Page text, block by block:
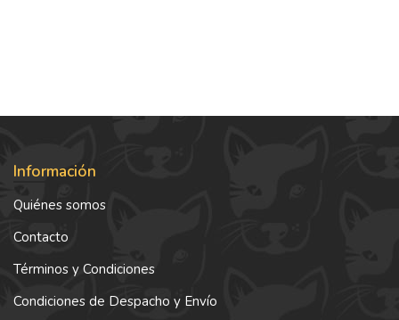
Información
Quiénes somos
Contacto
Términos y Condiciones
Condiciones de Despacho y Envío